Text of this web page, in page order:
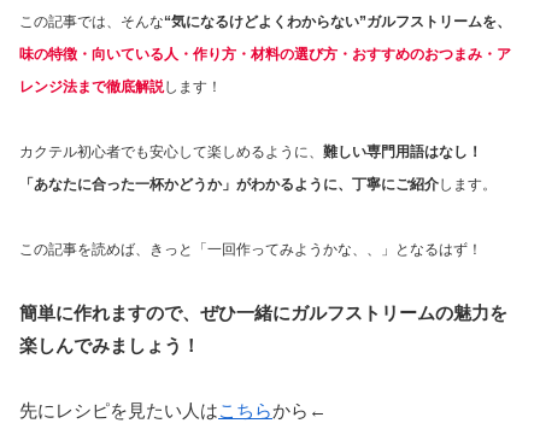
この記事では、そんな“気になるけどよくわからない”ガルフストリームを、
味の特徴・向いている人・作り方・材料の選び方・おすすめのおつまみ・ア
レンジ法まで徹底解説します！
カクテル初心者でも安心して楽しめるように、 難しい専門用語はなし！
「あなたに合った一杯かどうか」がわかるように、丁寧にご紹介します。
この記事を読めば、きっと「一回作ってみようかな、、」となるはず！
簡単に作れますので、ぜひ一緒にガルフストリームの魅力を
楽しんでみましょう！
先にレシピを見たい人はこちらから←